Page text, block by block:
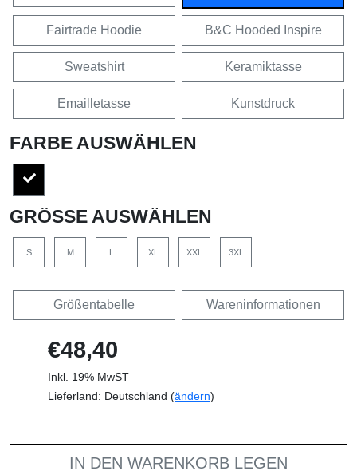
Fairtrade Hoodie B&C Hooded Inspire
Sweatshirt Keramiktasse
Emailletasse Kunstdruck
FARBE AUSWÄHLEN
GRÖSSE AUSWÄHLEN
S M L XL XXL 3XL
Größentabelle Wareninformationen
€48,40
Inkl. 19% MwST
Lieferland: Deutschland (ändern)
IN DEN WARENKORB LEGEN